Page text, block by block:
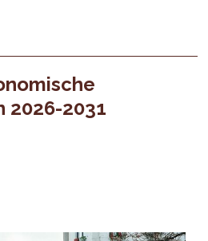
2031